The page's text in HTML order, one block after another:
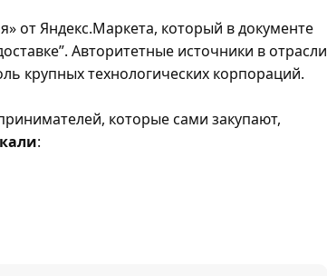
от Яндекс.Маркета, который в документе
Авторитетные источники в отрасли
крупных технологических корпораций.
которые сами закупают,
: